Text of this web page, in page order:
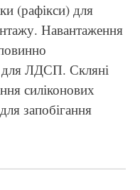
(рафікси) для
Навантаження
для ЛДСП. Скляні
силіконових
запобігання